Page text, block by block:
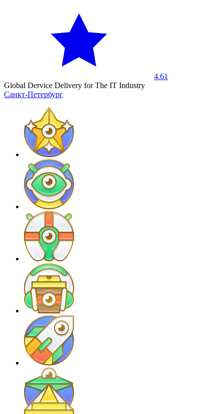
4.61
Global Dervice Delivery for The IT Industry
Санкт-Петербург